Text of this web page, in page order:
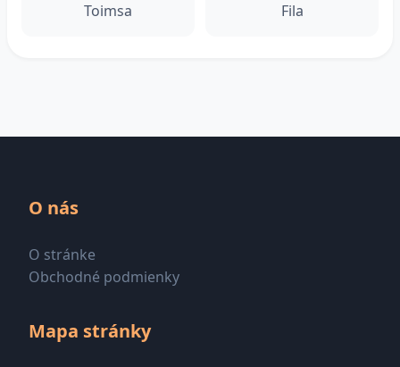
Toimsa Fila
O nás
O stránke
Obchodné podmienky
Mapa stránky